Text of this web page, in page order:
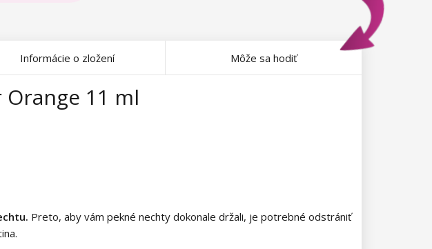
11 ml
Preto, aby vám pekné nechty dokonale držali, je potrebné odstrániť
Informácie o zložení Môže sa hodiť